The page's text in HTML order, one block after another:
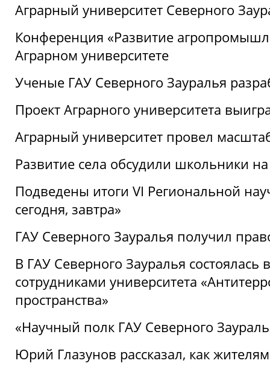
Аграрный университет Северного
Конференция «Развитие
Аграрном университете
Ученые ГАУ Северного Зауралья
Проект Аграрного университета
Аграрный университет провел
Развитие села обсудили школьники
Подведены итоги VI Региональной
сегодня, завтра»
ГАУ Северного Зауралья получил
В ГАУ Северного Зауралья состоялась
сотрудниками университета
пространства»
«Научный полк ГАУ Северного
Юрий Глазунов рассказал, как